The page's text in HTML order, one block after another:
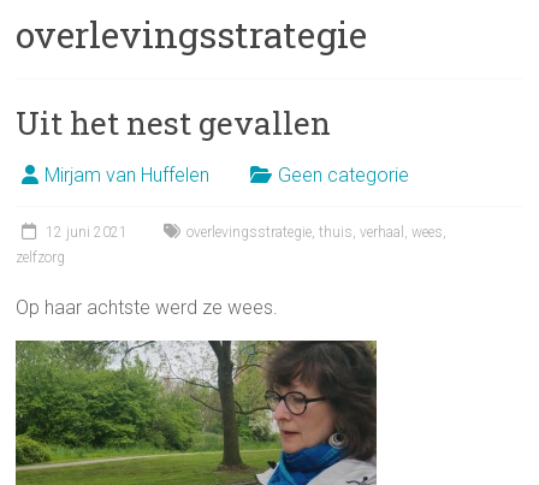
overlevingsstrategie
Uit het nest gevallen
Mirjam van Huffelen Geen categorie
12 juni 2021 overlevingsstrategie ,thuis ,verhaal ,wees
zelfzorg
Op haar achtste werd ze wees.